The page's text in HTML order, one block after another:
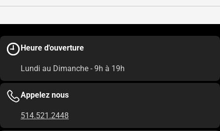
Heure d'ouverture
Lundi au Dimanche - 9h à 19h
Appelez nous
514.521.2448